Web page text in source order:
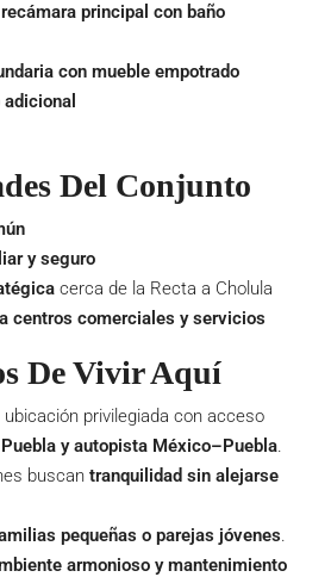
recámara principal con baño
con mueble empotrado
Del Conjunto
y seguro
cerca de la Recta a Cholula
centros comerciales y servicios
De Vivir Aquí
privilegiada con acceso
y autopista México–Puebla.
buscan tranquilidad sin alejarse
pequeñas o parejas jóvenes.
armonioso y mantenimiento